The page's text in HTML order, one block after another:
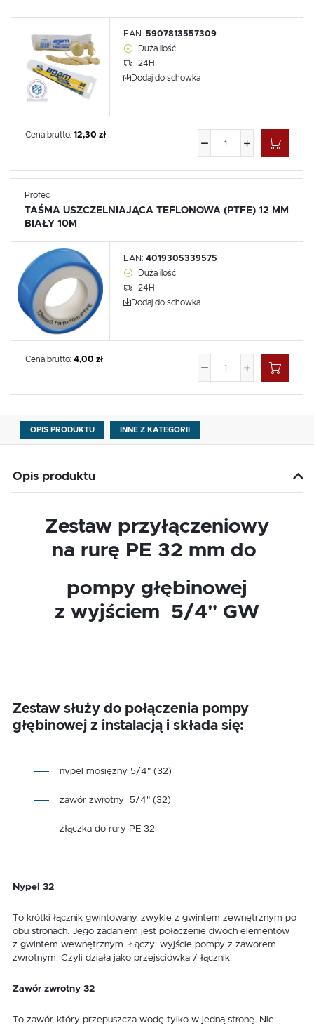
EAN: 5907813557309
Duża ilość
24H
Dodaj do schowka
Cena brutto: 12,30 zł
Profec
TAŚMA USZCZELNIAJĄCA TEFLONOWA (PTFE) 12 MM
BIAŁY 10M
EAN: 4019305339575
Duża ilość
24H
Dodaj do schowka
Cena brutto: 4,00 zł
OPIS PRODUKTU INNE Z KATEGORII
Opis produktu
Zestaw przyłączeniowy
na rurę PE 32 mm do
pompy głębinowej
z wyjściem 5/4" GW
Zestaw służy do połączenia pompy
głębinowej z instalacją i składa się:
nypel mosiężny 5/4" (32)
zawór zwrotny 5/4" (32)
złączka do rury PE 32
Nypel 32
To krótki łącznik gwintowany, zwykle z gwintem zewnętrznym po
obu stronach. Jego zadaniem jest połączenie dwóch elementów
z gwintem wewnętrznym. Łączy: wyjście pompy z zaworem
zwrotnym. Czyli działa jako przejściówka / łącznik.
Zawór zwrotny 32
To zawór, który przepuszcza wodę tylko w jedną stronę. Nie